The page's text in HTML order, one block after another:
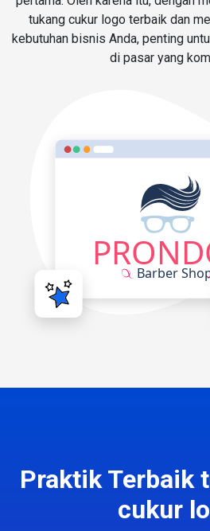
tukang cukur logo terbaik dan
kebutuhan bisnis Anda, penting
di pasar yang
Praktik Terbaik
cukur